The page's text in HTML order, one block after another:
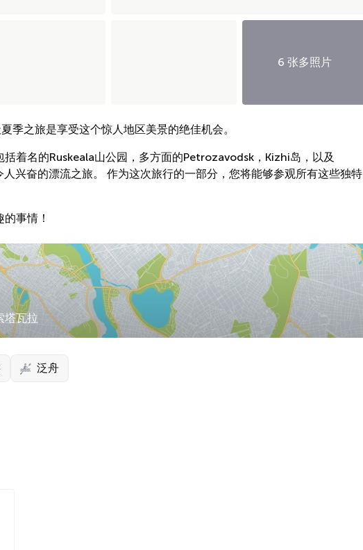
6 张多照片
季之旅是享受这个惊人地区美景的绝佳机会。
着名的Ruskeala山公园，多方面的Petrozavodsk，Kizhi岛，以及
兴奋的漂流之旅。 作为这次旅行的一部分，您将能够参观所有这些独特
事情！
塔瓦拉
泛舟